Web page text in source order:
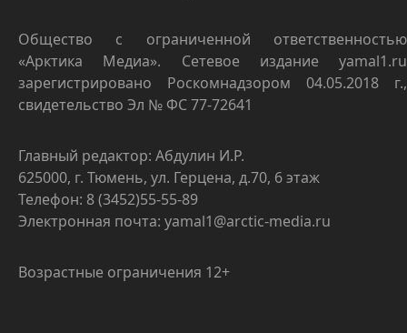
Общество с ограниченной ответственностью
«Арктика Медиа». Сетевое издание yamal1.ru
зарегистрировано Роскомнадзором 04.05.2018 г.,
свидетельство Эл № ФС 77-72641
Главный редактор: Абдулин И.Р.
625000, г. Тюмень, ул. Герцена, д.70, 6 этаж
Телефон: 8 (3452)55-55-89
Электронная почта: yamal1@arctic-media.ru
Возрастные ограничения 12+